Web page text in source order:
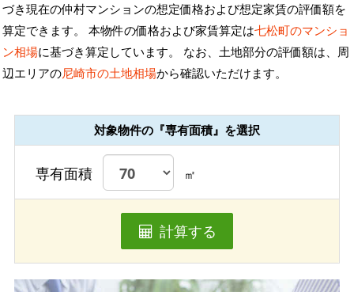
づき現在の仲村マンションの想定価格および想定家賃の評価額を
算定できます。 本物件の価格および家賃算定は七松町のマンショ
ン相場に基づき算定しています。 なお、土地部分の評価額は、周
辺エリアの尼崎市の土地相場から確認いただけます。
対象物件の『専有面積』を選択
専有面積 ㎡
計算する